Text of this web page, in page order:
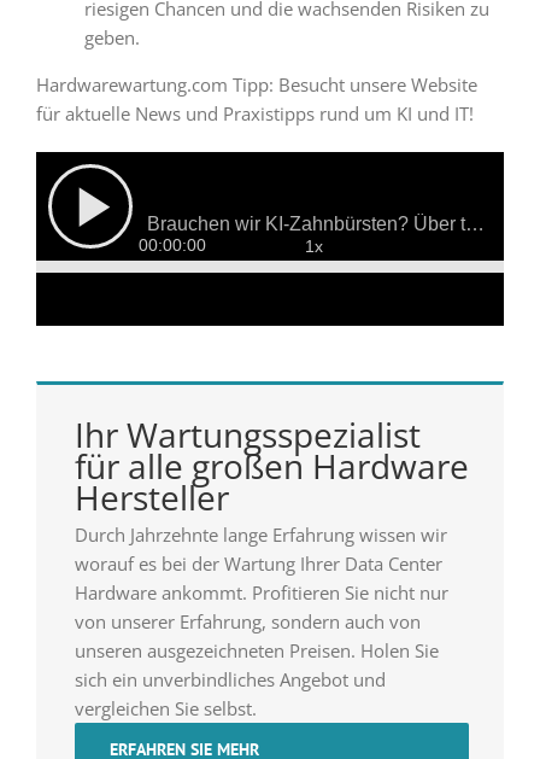
riesigen Chancen und die wachsenden Risiken zu
geben.
Hardwarewartung.com Tipp: Besucht unsere Website
für aktuelle News und Praxistipps rund um KI und IT!
Ihr Wartungsspezialist
für alle großen Hardware
Hersteller
Durch Jahrzehnte lange Erfahrung wissen wir
worauf es bei der Wartung Ihrer Data Center
Hardware ankommt. Profitieren Sie nicht nur
von unserer Erfahrung, sondern auch von
unseren ausgezeichneten Preisen. Holen Sie
sich ein unverbindliches Angebot und
vergleichen Sie selbst.
ERFAHREN SIE MEHR